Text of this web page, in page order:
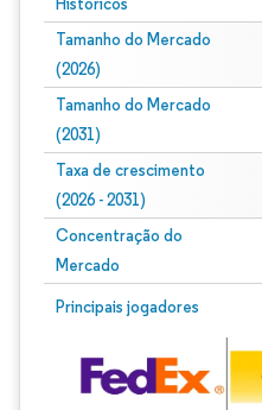
Tamanho do Mercado
(2026)
Tamanho do Mercado
(2031)
Taxa de crescimento
(2026 - 2031)
Concentração do
Mercado
Principais jogadores
Imagem © Mordor Intelligence. O